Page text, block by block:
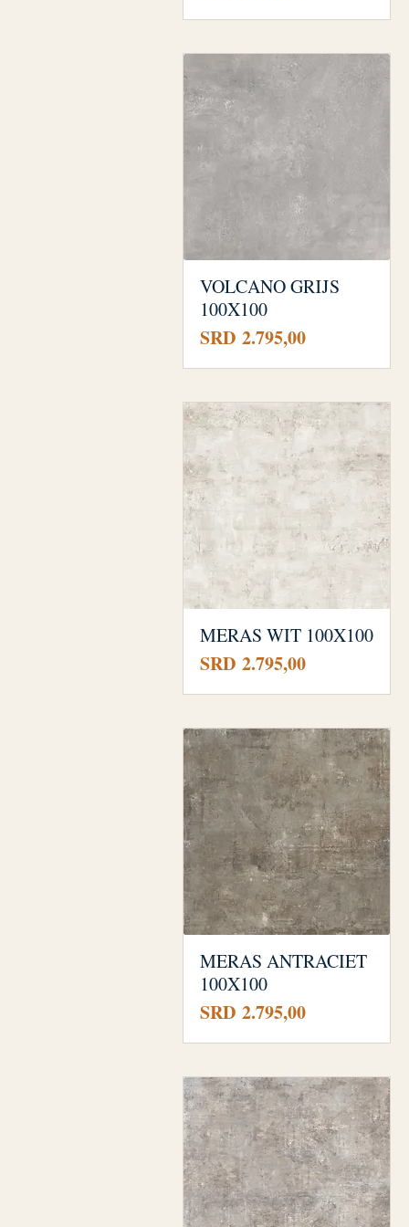
VOLCANO GRIJS
100X100
Prijs
SRD 2.795,00
MERAS WIT 100X100
Prijs
SRD 2.795,00
MERAS ANTRACIET
100X100
Prijs
SRD 2.795,00